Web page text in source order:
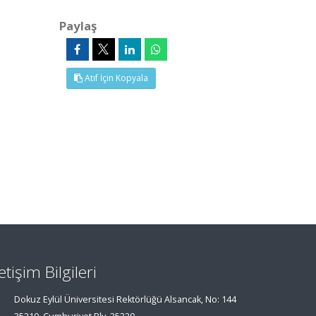
Paylaş
Atıf İçin Kopyala
Bilgileri
Dokuz Eylül Üniversitesi Rektörlüğü Alsancak, No: 144